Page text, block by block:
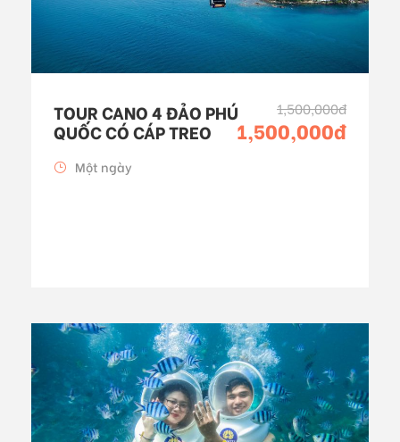
TOUR CANO 4 ĐẢO PHÚ
QUỐC CÓ CÁP TREO
1,500,000đ
1,500,000đ
Một ngày